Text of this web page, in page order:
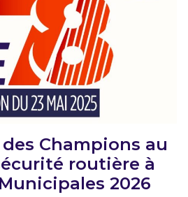
Champions au
routière à
2026